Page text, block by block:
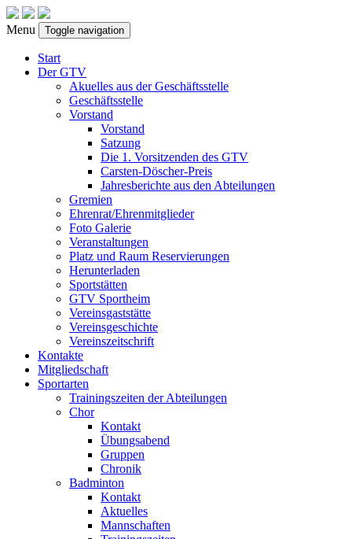
Menu Toggle navigation
Start
Der GTV
Akuelles aus der Geschäftsstelle
Geschäftsstelle
Vorstand
Vorstand
Satzung
Die 1. Vorsitzenden des GTV
Carsten-Döscher-Preis
Jahresberichte aus den Abteilungen
Gremien
Ehrenrat/Ehrenmitglieder
Foto Galerie
Veranstaltungen
Platz und Raum Reservierungen
Herunterladen
Sportstätten
GTV Sportheim
Vereinsgaststätte
Vereinsgeschichte
Vereinszeitschrift
Kontakte
Mitgliedschaft
Sportarten
Trainingszeiten der Abteilungen
Chor
Kontakt
Übungsabend
Gruppen
Chronik
Badminton
Kontakt
Aktuelles
Mannschaften